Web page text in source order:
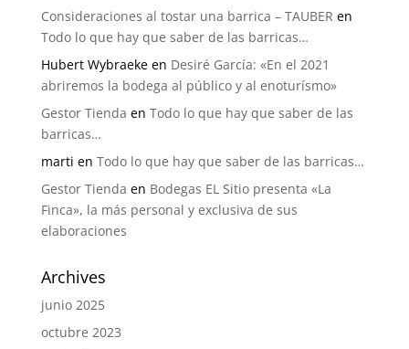
Consideraciones al tostar una barrica – TAUBER en
Todo lo que hay que saber de las barricas…
Hubert Wybraekeen Desiré García: «En el 2021
abriremos la bodega al público y al enoturísmo»
Gestor Tienda en Todo lo que hay que saber de las
barricas…
marti en Todo lo que hay que saber de las barricas…
Gestor Tienda en Bodegas EL Sitio presenta «La
Finca», la más personal y exclusiva de sus
elaboraciones
Archives
junio 2025
octubre 2023